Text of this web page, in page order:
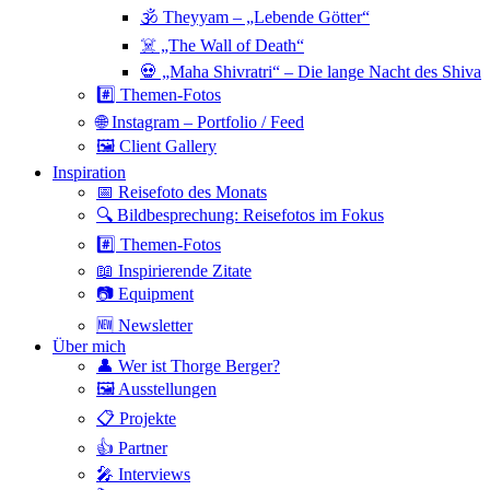
🕉 Theyyam – „Lebende Götter“
☠️ „The Wall of Death“
💀 „Maha Shivratri“ – Die lange Nacht des Shiva
#️⃣ Themen-Fotos
🌐 Instagram – Portfolio / Feed
🖼 Client Gallery
Inspiration
📅 Reisefoto des Monats
🔍 Bildbesprechung: Reisefotos im Fokus
#️⃣ Themen-Fotos
📖 Inspirierende Zitate
📷 Equipment
🆕 Newsletter
Über mich
👤 Wer ist Thorge Berger?
🖼 Ausstellungen
📋 Projekte
👍 Partner
🎤 Interviews